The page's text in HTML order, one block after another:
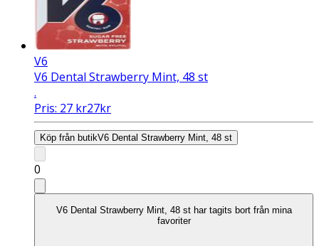
V6
V6 Dental Strawberry Mint, 48 st
.
Pris: 27 kr27kr
Köp från butikV6 Dental Strawberry Mint, 48 st
0
V6 Dental Strawberry Mint, 48 st har tagits bort från mina
favoriter